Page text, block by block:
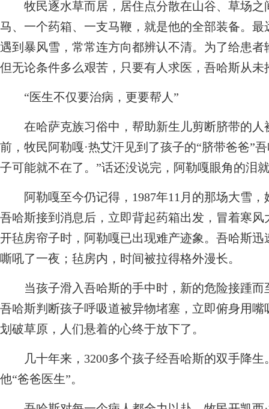
牧民逐水草而居，居住点分散在山谷、草场之
马、一个药箱、一支马鞭，就是他的全部装备。
遇到暴风雪，常常连方向都辨认不清。为了给患
但无论条件多么艰苦，只要有人求医，吾哈斯从未
“医生不仅要治病，更要帮人”
在哈萨克族习俗中，帮助新生儿剪断脐带的人
前，牧民阿勒嘎·热艾汗见到了孩子的“脐带爸爸”
子可能就不在了。”话还没说完，阿勒嘎眼角的泪
阿勒嘎至今仍记得，1987年11月的那场大雪，
吾哈斯接到消息后，立即背起药箱出发，冒着寒
开毡房帘子时，阿勒嘎已出现难产迹象。吾哈斯
嘶吼了一夜；毡房内，时间被拉得格外漫长。
当孩子滑入吾哈斯的手中时，新的危险接踵而
吾哈斯判断孩子呼吸道被异物堵塞，立即俯身用
划破草原，人们悬着的心终于放下了。
几十年来，3200多个孩子经吾哈斯的双手降生
他“爸爸医生”。